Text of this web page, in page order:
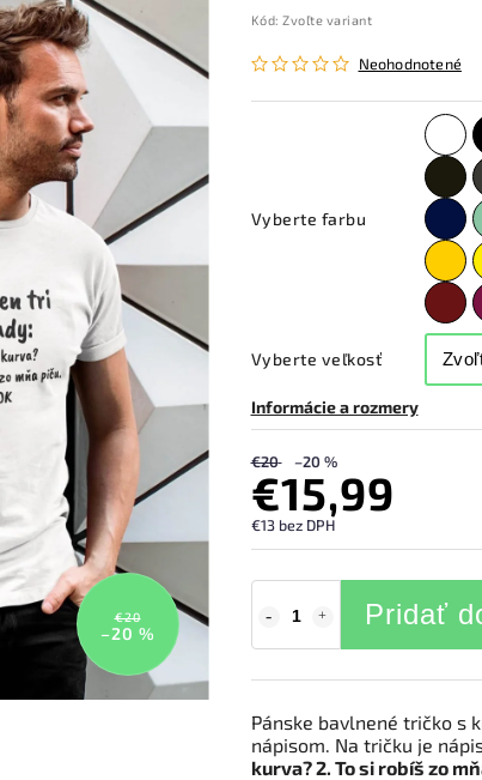
€20
–20 %
Kód: Zvoľte variant
Neohodnotené
Vyberte farbu
Vyberte veľkosť
Informácie a rozmery
€20 –20 %
€15,99
€13 bez DPH
Pridať
Pánske bavlnené tričko s
nápisom. Na tričku je
kurva? 2. To si robíš zo